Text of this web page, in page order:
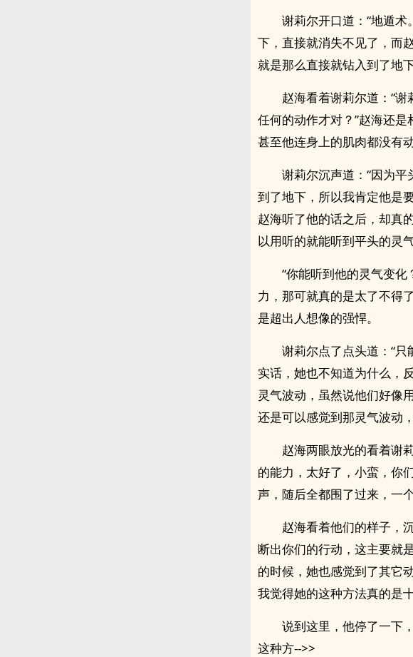
谢莉尔开口道：“地遁
下，直接就消失不见了，而
就是那么直接就钻入到了地
赵海看着谢莉尔道：“
任何的动作才对？”赵海还
甚至他连身上的肌肉都没有
谢莉尔沉声道：“因为
到了地下，所以我肯定他是
赵海听了他的话之后，却真
以用听的就能听到平头的灵
“你能听到他的灵气变
力，那可就真的是太了不得
是超出人想像的强悍。
谢莉尔点了点头道：“
实话，她也不知道为什么，
灵气波动，虽然说他们好像
还是可以感觉到那灵气波动
赵海两眼放光的看着谢
的能力，太好了，小蛮，你
声，随后全都围了过来，一
赵海看着他们的样子，
断出你们的行动，这主要就
的时候，她也感觉到了其它
我觉得她的这种方法真的是
说到这里，他停了一下
这种方-->>